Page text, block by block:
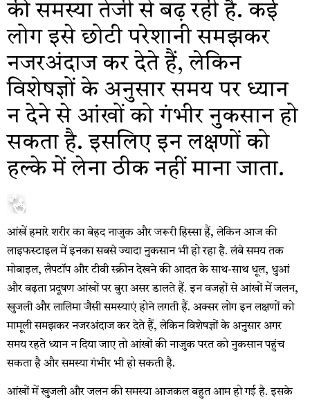
की समस्या तेजी से बढ़ रही है. कई
लोग इसे छोटी परेशानी समझकर
नजरअंदाज कर देते हैं, लेकिन
विशेषज्ञों के अनुसार समय पर ध्यान
न देने से आंखों को गंभीर नुकसान हो
सकता है. इसलिए इन लक्षणों को
हल्के में लेना ठीक नहीं माना जाता.
आंखें हमारे शरीर का बेहद नाजुक और जरूरी हिस्सा हैं, लेकिन आज की
लाइफस्टाइल में इनका सबसे ज्यादा नुकसान भी हो रहा है. लंबे समय तक
मोबाइल, लैपटॉप और टीवी स्क्रीन देखने की आदत के साथ-साथ धूल, धुआं
और बढ़ता प्रदूषण आंखों पर बुरा असर डालते हैं. इन वजहों से आंखों में जलन,
खुजली और लालिमा जैसी समस्याएं होने लगती हैं. अक्सर लोग इन लक्षणों को
मामूली समझकर नजरअंदाज कर देते हैं, लेकिन विशेषज्ञों के अनुसार अगर
समय रहते ध्यान न दिया जाए तो आंखों की नाजुक परत को नुकसान पहुंच
सकता है और समस्या गंभीर भी हो सकती है.
आंखों में खुजली और जलन की समस्या आजकल बहुत आम हो गई है. इसके